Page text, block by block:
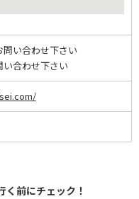
問い合わせ下さい
合わせ下さい
く前にチェック！